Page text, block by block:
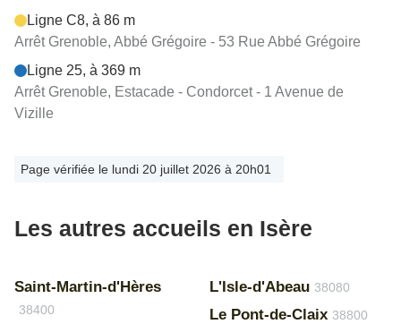
Ligne C8, à 86 m
Arrêt Grenoble, Abbé Grégoire - 53 Rue Abbé Grégoire
Ligne 25, à 369 m
Arrêt Grenoble, Estacade - Condorcet - 1 Avenue de
Vizille
Page vérifiée le lundi 20 juillet 2026 à 20h01
Les autres accueils en Isère
Saint-Martin-d'Hères
38400
L'Isle-d'Abeau 38080
Le Pont-de-Claix 38800